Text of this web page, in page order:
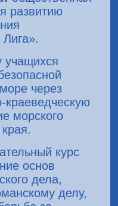
развитию
учащихся
через
краеведческую
морского
курс
основ
дела,
делу,